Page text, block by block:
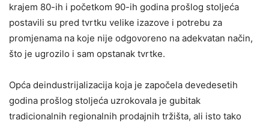
krajem 80-ih i početkom 90-ih godina prošlog stoljeća
postavili su pred tvrtku velike izazove i potrebu za
promjenama na koje nije odgovoreno na adekvatan način,
što je ugrozilo i sam opstanak tvrtke.
Opća deindustrijalizacija koja je započela devedesetih
godina prošlog stoljeća uzrokovala je gubitak
tradicionalnih regionalnih prodajnih tržišta, ali isto tako